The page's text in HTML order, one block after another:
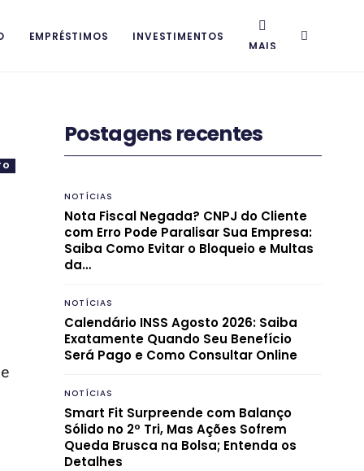
EMPRÉSTIMOS INVESTIMENTOS
MAIS
Postagens recentes
NOTÍCIAS
Nota Fiscal Negada? CNPJ do Cliente
com Erro Pode Paralisar Sua Empresa:
Saiba Como Evitar o Bloqueio e Multas
da…
NOTÍCIAS
Calendário INSS Agosto 2026: Saiba
Exatamente Quando Seu Benefício
Será Pago e Como Consultar Online
NOTÍCIAS
Smart Fit Surpreende com Balanço
Sólido no 2º Tri, Mas Ações Sofrem
Queda Brusca na Bolsa; Entenda os
Detalhes